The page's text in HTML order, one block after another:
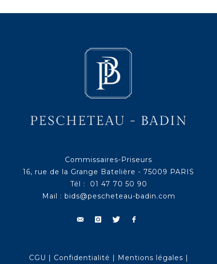
Commissaires-Priseurs
16, rue de la Grange Batelière - 75009 PARIS
Tél : 01 47 70 50 90
Mail : bids@pescheteau-badin.com
CGU | Confidentialité | Mentions légales |